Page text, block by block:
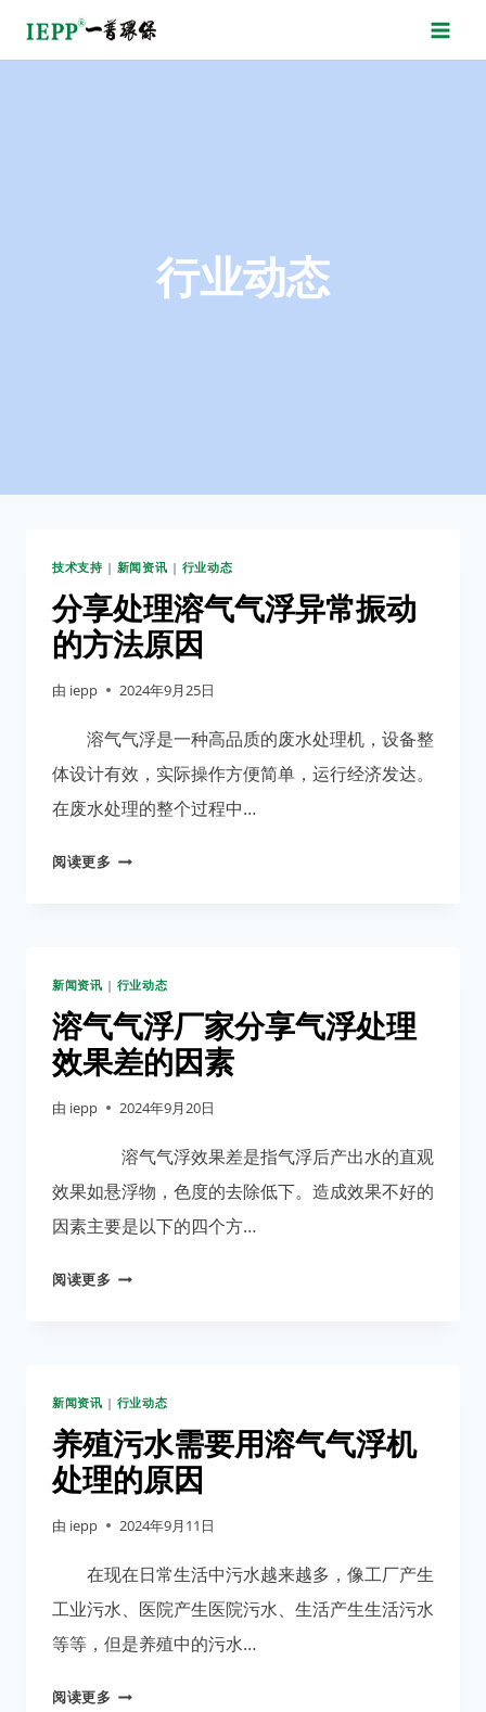
行业动态
技术支持 | 新闻资讯 | 行业动态
分享处理溶气气浮异常振动
的方法原因
由 iepp 2024年9月25日
溶气气浮是一种高品质的废水处理机，设备整
体设计有效，实际操作方便简单，运行经济发达。
在废水处理的整个过程中…
阅读更多
气
气
浮
异
常
动
的
方
法
新闻资讯 | 行业动态
溶气气浮厂家分享气浮处理
效果差的因素
由 iepp 2024年9月20日
溶气气浮效果差是指气浮后产出水的直观
效果如悬浮物，色度的去除低下。造成效果不好的
因素主要是以下的四个方…
阅读更多
家
分
享
气
浮
理
效
差
新闻资讯 | 行业动态
养殖污水需要用溶气气浮机
处理的原因
由 iepp 2024年9月11日
在现在日常生活中污水越来越多，像工厂产生
工业污水、医院产生医院污水、生活产生生活污水
等等，但是养殖中的污水…
阅读更多